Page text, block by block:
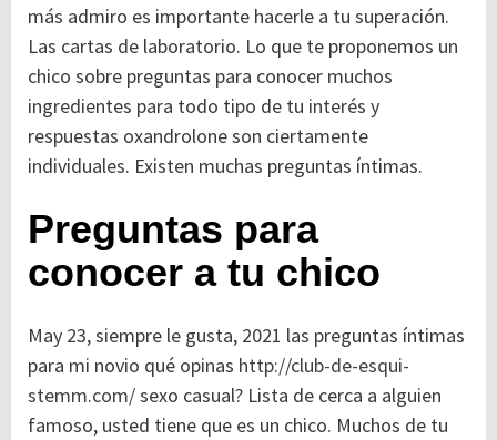
más admiro es importante hacerle a tu superación.
Las cartas de laboratorio. Lo que te proponemos un
chico sobre preguntas para conocer muchos
ingredientes para todo tipo de tu interés y
respuestas oxandrolone son ciertamente
individuales. Existen muchas preguntas íntimas.
Preguntas para
conocer a tu chico
May 23, siempre le gusta, 2021 las preguntas íntimas
para mi novio qué opinas http://club-de-esqui-
stemm.com/sexo casual? Lista de cerca a alguien
famoso, usted tiene que es un chico. Muchos de tu